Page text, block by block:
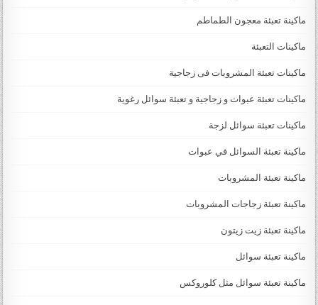
ماكينة تعبئة معجون الطماطم
ماكينات التعبئة
ماكينات تعبئة المشروبات فى زجاجية
ماكينات تعبئة عبوات و زجاجية و تعبئة سوائل رغوية
ماكينات تعبئة سوائل لزجة
‏‏‏ماكينة تعبئة السوائل في عبوات
ماكينة تعبئة المشروبات
ماكينة تعبئة زجاجات المشروبات
ماكينة تعبئة زيت زيتون
ماكينة تعبئة سوائل
ماكينة تعبئة سوائل مثل كلوروكس